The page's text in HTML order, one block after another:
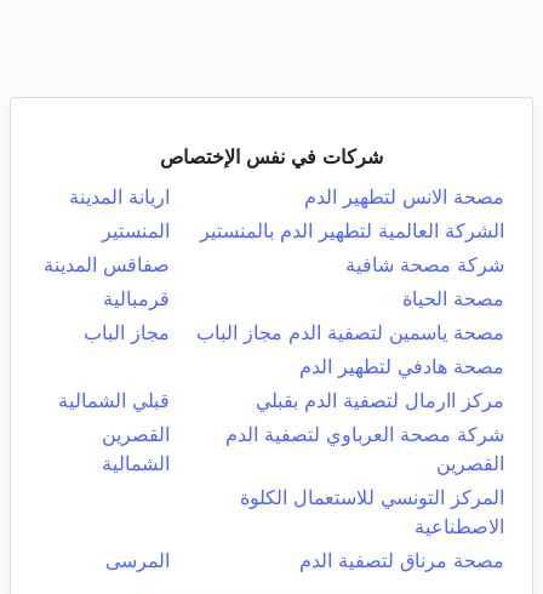
شركات في نفس الإختصاص
مصحة الانس لتطهير الدم
اريانة المدينة
الشركة العالمية لتطهير الدم بالمنستير
المنستير
شركة مصحة شافية
صفاقس المدينة
مصحة الحياة
قرمبالية
مصحة ياسمين لتصفية الدم مجاز الباب
مجاز الباب
مصحة هادفي لتطهير الدم
مركز اارمال لتصفية الدم بقبلي
قبلي الشمالية
شركة مصحة العرباوي لتصفية الدم
القصرين
القصرين
الشمالية
المركز التونسي للاستعمال الكلوة
الاصطناعية
مصحة مرناق لتصفية الدم
المرسى